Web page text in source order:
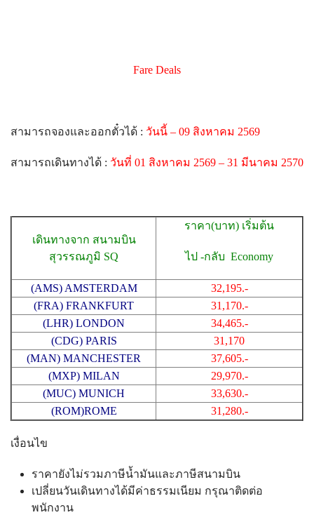
Fare Deals
สามารถจองและออกตั๋วได้ : วันนี้ – 09 สิงหาคม 2569
สามารถเดินทางได้ : วันที่ 01 สิงหาคม 2569 – 31 มีนาคม 2570
เดินทางจาก สนามบิน
สุวรรณภูมิ SQ
ราคา(บาท) เริ่มต้น
ไป -กลับ Economy
(AMS) AMSTERDAM
32,195.-
(FRA) FRANKFURT
31,170.-
(LHR) LONDON
34,465.-
(CDG) PARIS
31,170
(MAN) MANCHESTER
37,605.-
(MXP) MILAN
29,970.-
(MUC) MUNICH
33,630.-
(ROM)ROME
31,280.-
เงื่อนไข
ราคายังไม่รวมภาษีน้ำมันและภาษีสนามบิน
เปลี่ยนวันเดินทางได้มีค่าธรรมเนียม กรุณาติดต่อ
พนักงาน